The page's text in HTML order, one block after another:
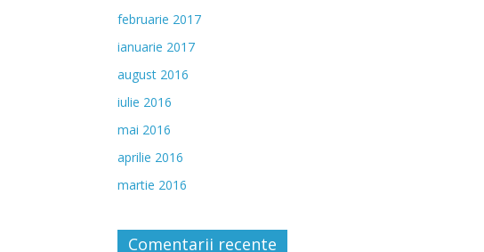
februarie 2017
ianuarie 2017
august 2016
iulie 2016
mai 2016
aprilie 2016
martie 2016
Comentarii recente